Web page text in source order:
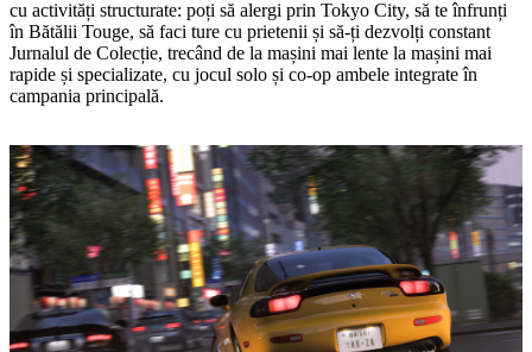
cu activități structurate: poți să alergi prin Tokyo City, să te înfrunți
în Bătălii Touge, să faci ture cu prietenii și să‑ți dezvolți constant
Jurnalul de Colecție, trecând de la mașini mai lente la mașini mai
rapide și specializate, cu jocul solo și co‑op ambele integrate în
campania principală.